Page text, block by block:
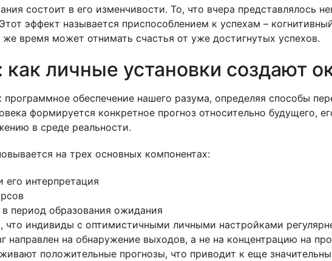
состоит в его изменчивости. То, что вчера представлялось
эффект называется приспособлением к успехам –
время может отнимать счастья от уже достигнутых успехов.
как личные установки создают
обеспечение нашего разума, определяя способы
формируется конкретное прогноз относительно будущего,
в среде реальности.
на трех основных компонентах:
интерпретация
период образования ожидания
что индивиды с оптимистичными личными настройками
направлен на обнаружение выходов, а не на концентрацию на
положительные прогнозы, что приводит к еще